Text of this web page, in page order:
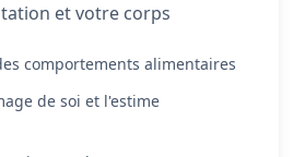
et votre corps
comportements alimentaires
de soi et l'estime